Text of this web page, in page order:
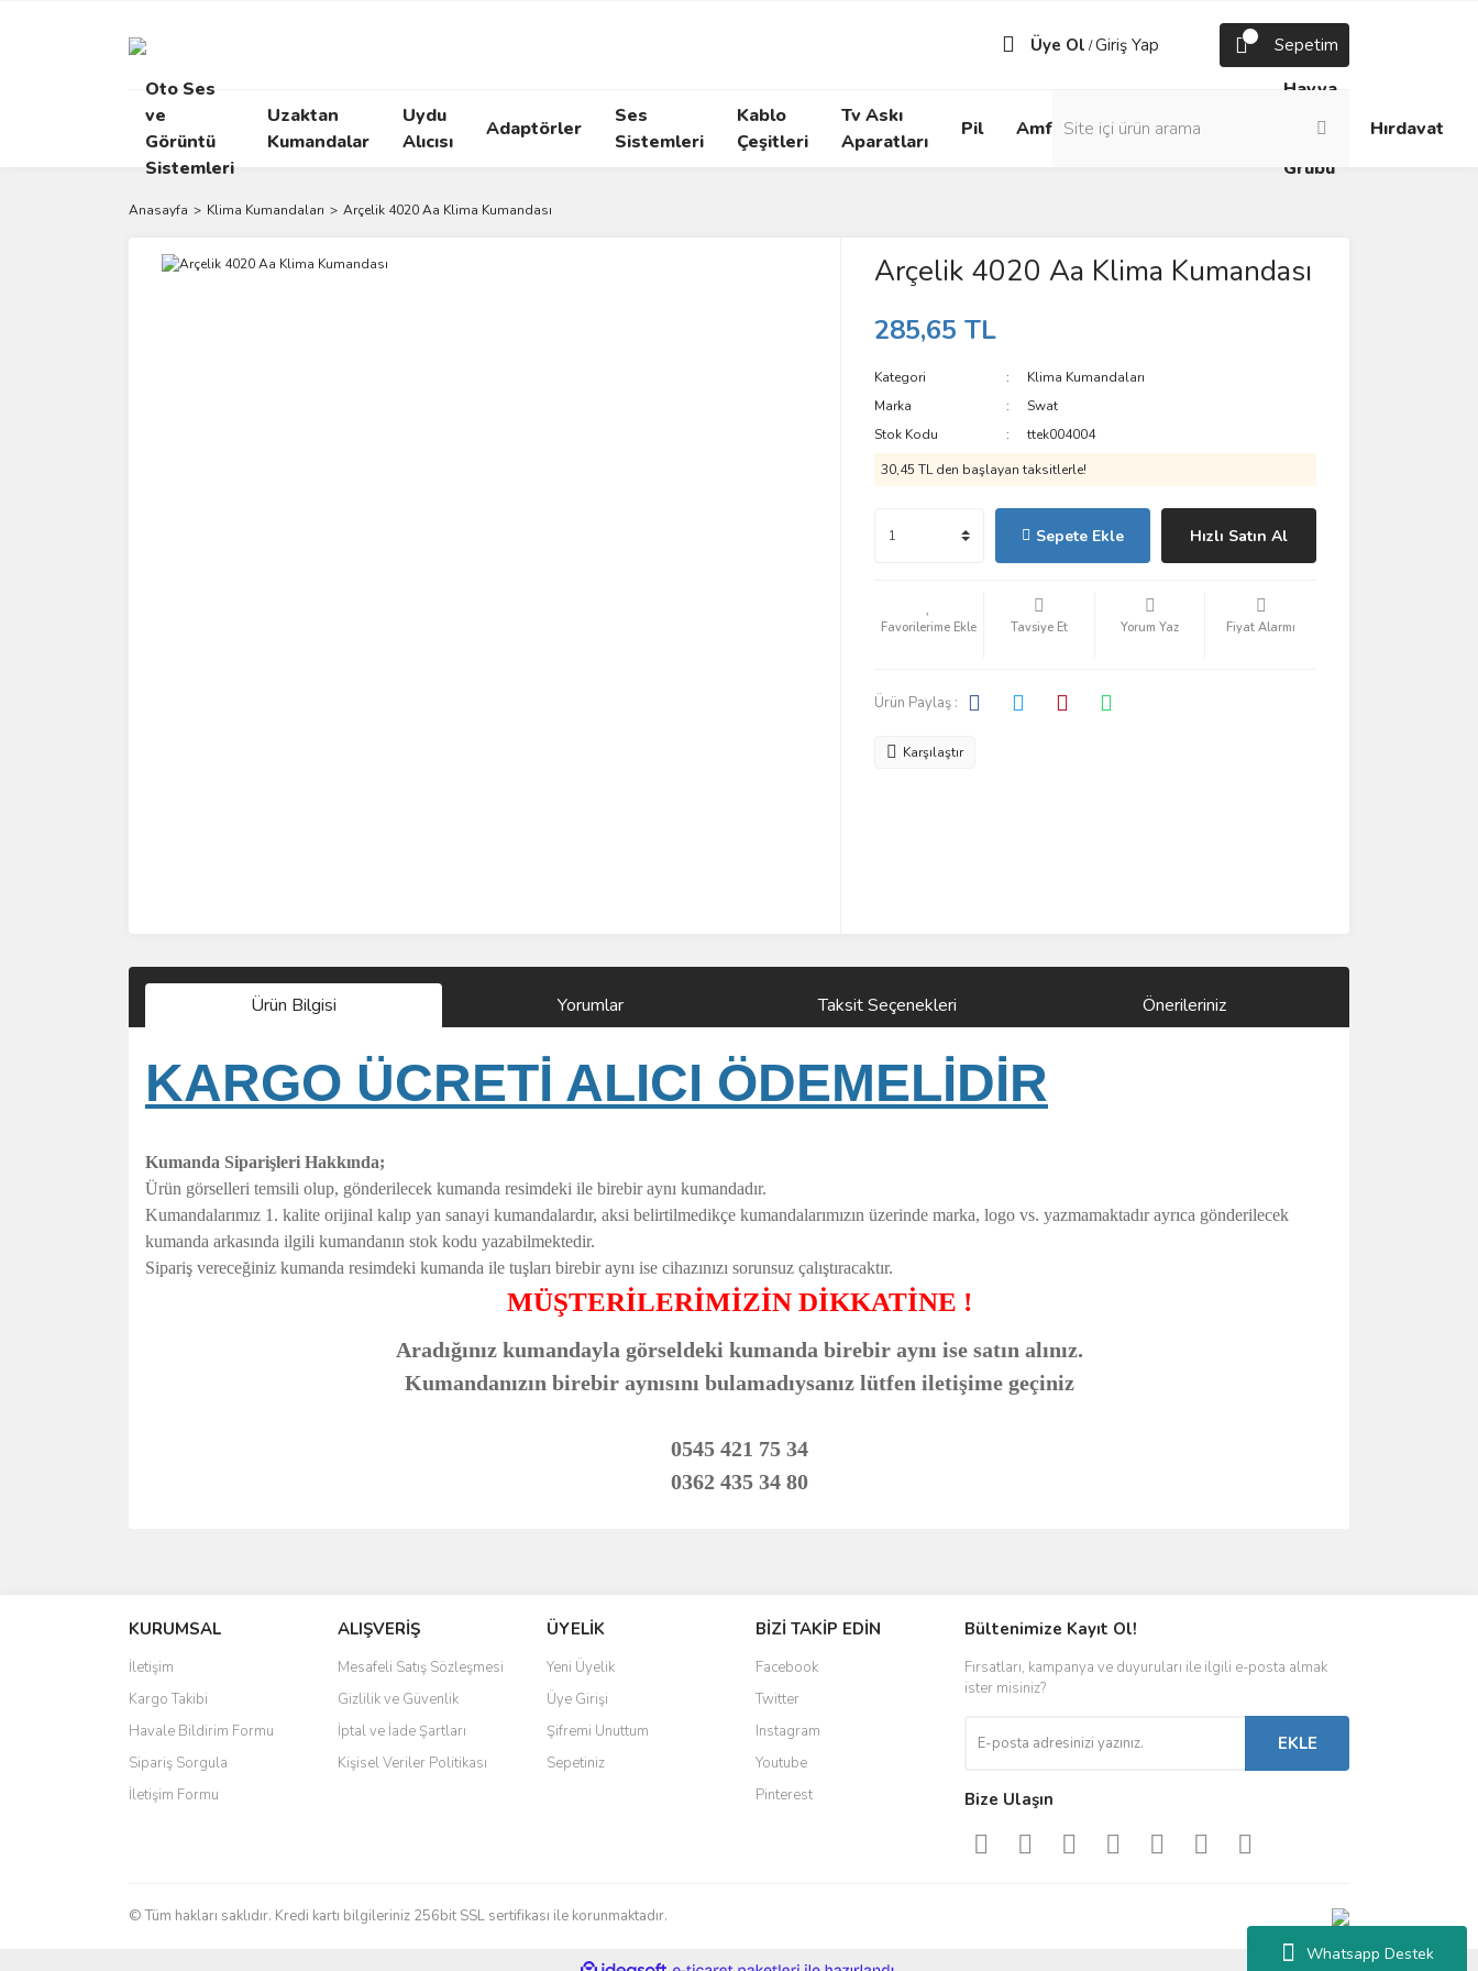
Whatsapp Destek
Üye Ol /Giriş Yap Sepetim
Oto Ses
ve
Görüntü
Sistemleri
Uzaktan
Kumandalar
Uydu
Alıcısı
Adaptörler
Ses
Sistemleri
Kablo
Çeşitleri
Tv Askı
Aparatları
Pil Amfi
Box
Prizler
Havya
Lehim
Grubu
Hırdavat
Anasayfa Klima Kumandaları Arçelik 4020 Aa Klima Kumandası
Arçelik 4020 Aa Klima Kumandası
285,65 TL
Kategori
Klima Kumandaları
Marka
Swat
Stok Kodu
ttek004004
30,45 TL den başlayan taksitlerle!
Sepete Ekle Hızlı Satın Al
Tavsiye Et Yorum Yaz Fiyat Alarmı
Ürün Paylaş :
Karşılaştır
Ürün Bilgisi Yorumlar Taksit Seçenekleri Önerileriniz
KARGO ÜCRETİ ALICI ÖDEMELİDİR
Kumanda Siparişleri Hakkında;
Ürün görselleri temsili olup, gönderilecek kumanda resimdeki ile birebir aynı kumandadır.
Kumandalarımız 1. kalite orijinal kalıp yan sanayi kumandalardır, aksi belirtilmedikçe kumandalarımızın üzerinde marka, logo vs. yazmamaktadır ayrıca gönderilecek
kumanda arkasında ilgili kumandanın stok kodu yazabilmektedir.
Sipariş vereceğiniz kumanda resimdeki kumanda ile tuşları birebir aynı ise cihazınızı sorunsuz çalıştıracaktır.
MÜŞTERİLERİMİZİN DİKKATİNE !
Aradığınız kumandayla görseldeki kumanda birebir aynı ise satın alınız.
Kumandanızın birebir aynısını bulamadıysanız lütfen iletişime geçiniz
0545 421 75 34
0362 435 34 80
Ürün resmi kalitesiz, bozuk veya görüntülenemiyor.
Ürün açıklamasında eksik bilgiler bulunuyor.
Ürün bilgilerinde hatalar bulunuyor.
Ürün fiyatı diğer sitelerden daha pahalı.
Bu ürüne benzer farklı alternatifler olmalı.
KURUMSAL
İletişim
Kargo Takibi
Havale Bildirim Formu
Sipariş Sorgula
İletişim Formu
ALIŞVERİŞ
Mesafeli Satış Sözleşmesi
Gizlilik ve Güvenlik
İptal ve İade Şartları
Kişisel Veriler Politikası
ÜYELİK
Yeni Üyelik
Üye Girişi
Şifremi Unuttum
Sepetiniz
BİZİ TAKİP EDİN
Facebook
Twitter
Instagram
Youtube
Pinterest
Bültenimize Kayıt Ol!
Fırsatları, kampanya ve duyuruları ile ilgili e-posta almak
ister misiniz?
EKLE
Bize Ulaşın
© Tüm hakları saklıdır. Kredi kartı bilgileriniz 256bit SSL sertifikası ile korunmaktadır.